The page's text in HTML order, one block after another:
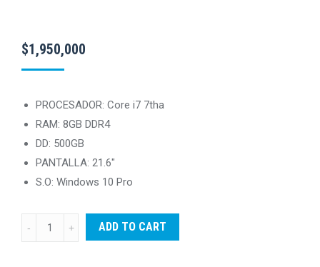
$1,950,000
PROCESADOR: Core i7 7tha
RAM: 8GB DDR4
DD: 500GB
PANTALLA: 21.6″
S.O: Windows 10 Pro
en
ADD TO CART